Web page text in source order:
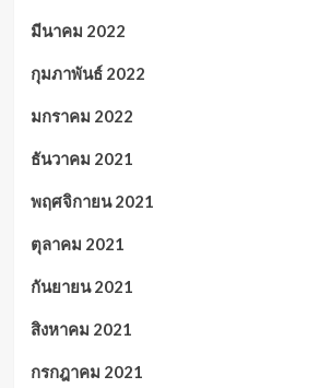
มีนาคม 2022
กุมภาพันธ์ 2022
มกราคม 2022
ธันวาคม 2021
พฤศจิกายน 2021
ตุลาคม 2021
กันยายน 2021
สิงหาคม 2021
กรกฎาคม 2021